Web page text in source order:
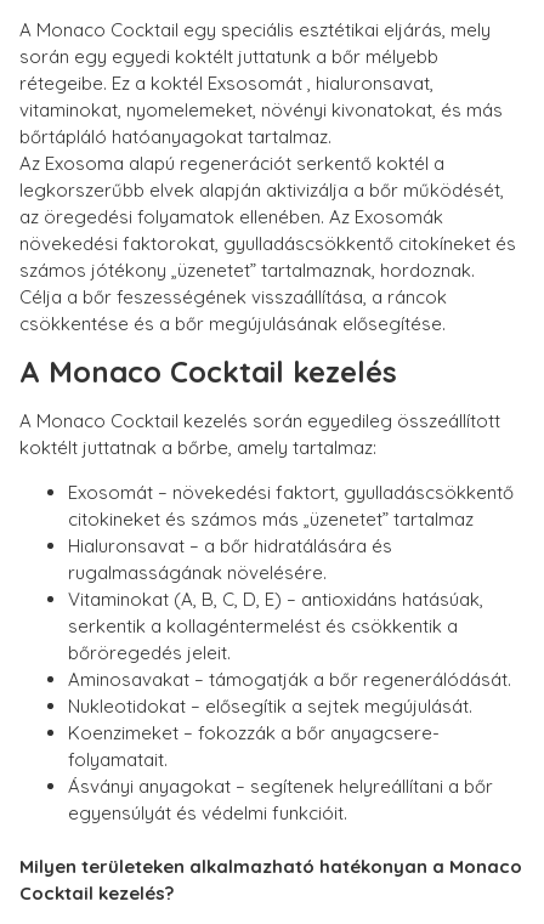
A Monaco Cocktail egy speciális esztétikai eljárás, mely
során egy egyedi koktélt juttatunk a bőr mélyebb
rétegeibe. Ez a koktél Exsosomát , hialuronsavat,
vitaminokat, nyomelemeket, növényi kivonatokat, és más
bőrtápláló hatóanyagokat tartalmaz.
Az Exosoma alapú regenerációt serkentő koktél a
legkorszerűbb elvek alapján aktivizálja a bőr működését,
az öregedési folyamatok ellenében. Az Exosomák
növekedési faktorokat, gyulladáscsökkentő citokíneket és
számos jótékony „üzenetet” tartalmaznak, hordoznak.
Célja a bőr feszességének visszaállítása, a ráncok
csökkentése és a bőr megújulásának elősegítése.
A Monaco Cocktail kezelés
A Monaco Cocktail kezelés során egyedileg összeállított
koktélt juttatnak a bőrbe, amely tartalmaz:
Exosomát – növekedési faktort, gyulladáscsökkentő
citokineket és számos más „üzenetet” tartalmaz
Hialuronsavat – a bőr hidratálására és
rugalmasságának növelésére.
Vitaminokat (A, B, C, D, E) – antioxidáns hatásúak,
serkentik a kollagéntermelést és csökkentik a
bőröregedés jeleit.
Aminosavakat – támogatják a bőr regenerálódását.
Nukleotidokat – elősegítik a sejtek megújulását.
Koenzimeket – fokozzák a bőr anyagcsere-
folyamatait.
Ásványi anyagokat – segítenek helyreállítani a bőr
egyensúlyát és védelmi funkcióit.
Milyen területeken alkalmazható hatékonyan a Monaco
Cocktail kezelés?